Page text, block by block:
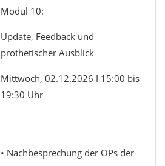
Modul 10:
Update, Feedback und
prothetischer Ausblick
Mittwoch, 02.12.2026 I 15:00 bis
19:30 Uhr
• Nachbesprechung der OPs der